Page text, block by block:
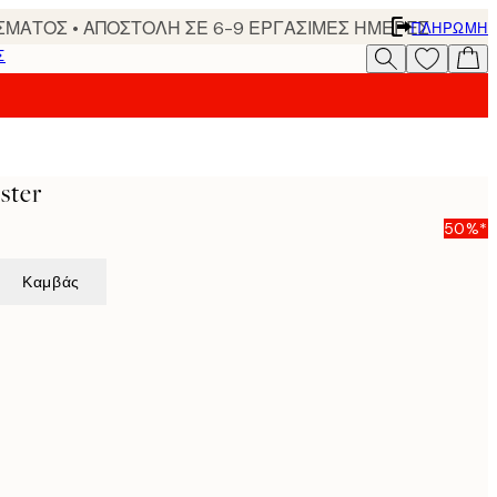
• ΑΠΟΣΤΟΛΗ ΣΕ 6-9 ΕΡΓΑΣΙΜΕΣ ΗΜΕΡΕΣΠΛΗΡΩΜΉ
50%*
Καμβάς